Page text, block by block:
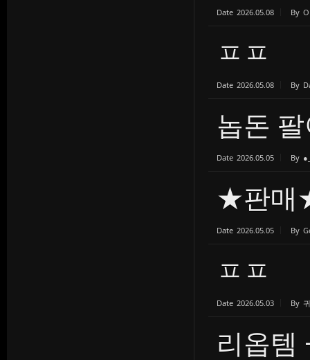
Date 2026.05.08 By
ㅍㅍ
Date 2026.05.08 By
놉돈
Date 2026.05.05 By
★판
Date 2026.05.05 By
ㅍㅍ
Date 2026.05.03 By
리옵템